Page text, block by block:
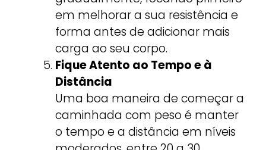
em melhorar a sua resistência e
forma antes de adicionar mais
carga ao seu corpo.
Fique Atento ao Tempo e à
Distância
Uma boa maneira de começar a
caminhada com peso é manter
o tempo e a distância em níveis